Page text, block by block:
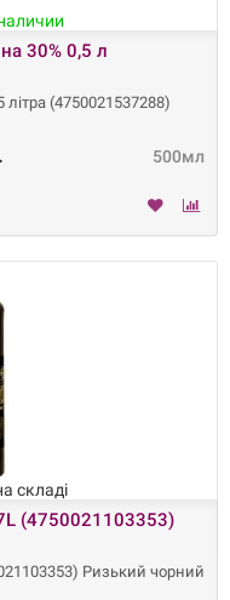
30% 0,5 л
(4750021537288)
500мл
складі
(4750021103353)
Ризький чорний